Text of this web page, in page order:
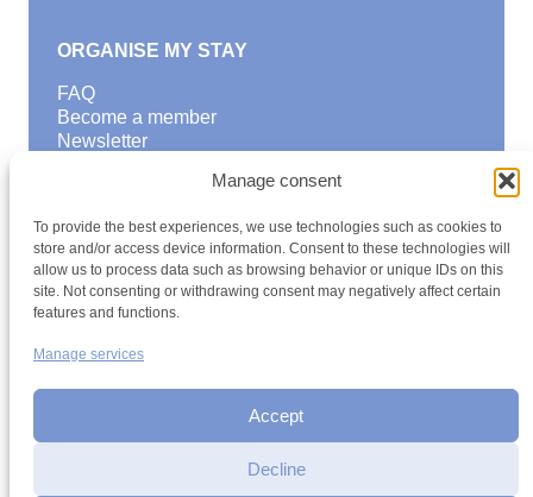
Manage consent
To provide the best experiences, we use technologies such as cookies to
store and/or access device information. Consent to these technologies will
allow us to process data such as browsing behavior or unique IDs on this
site. Not consenting or withdrawing consent may negatively affect certain
features and functions.
Manage services
Accept
Decline
ORGANISE MY STAY
FAQ
Become a member
Newsletter
Find a youth hostel
Discover activities
School Trips and group excursions
Teambuilding
Youth Hostels Luxembourg NPO